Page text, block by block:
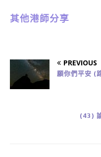
其他港師分享
PREVIOUS
願你們平安 (
(43)